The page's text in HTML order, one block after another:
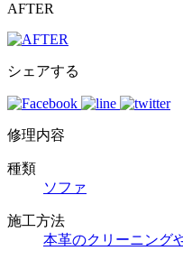
AFTER
シェアする
修理内容
種類
ソファ
施工方法
本革のクリーニング